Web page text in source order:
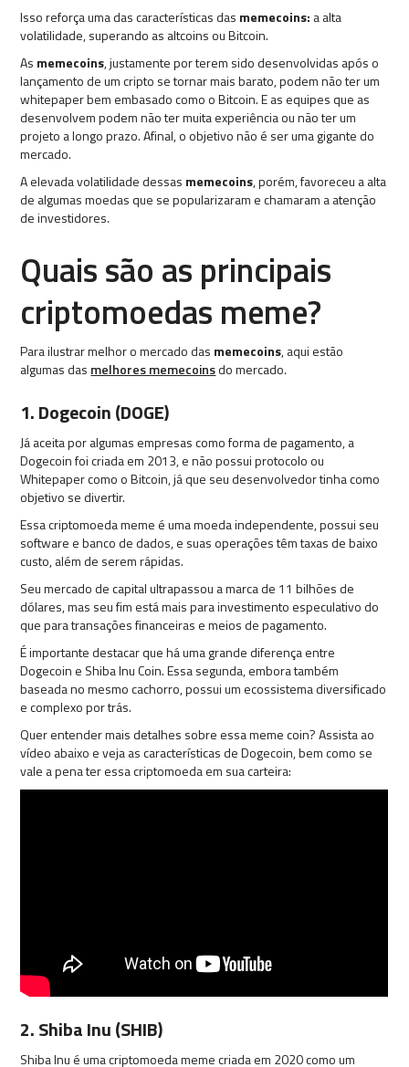
Isso reforça uma das características das memecoins: a alta
volatilidade, superando as altcoins ou Bitcoin.
As memecoins, justamente por terem sido desenvolvidas após o
lançamento de um cripto se tornar mais barato, podem não ter um
whitepaper bem embasado como o Bitcoin. E as equipes que as
desenvolvem podem não ter muita experiência ou não ter um
projeto a longo prazo. Afinal, o objetivo não é ser uma gigante do
mercado.
A elevada volatilidade dessas memecoins, porém, favoreceu a alta
de algumas moedas que se popularizaram e chamaram a atenção
de investidores.
Quais são as principais
criptomoedas meme?
Para ilustrar melhor o mercado das memecoins, aqui estão
algumas das melhores memecoinsdo mercado.
1. Dogecoin (DOGE)
Já aceita por algumas empresas como forma de pagamento, a
Dogecoin foi criada em 2013, e não possui protocolo ou
Whitepaper como o Bitcoin, já que seu desenvolvedor tinha como
objetivo se divertir.
Essa criptomoeda meme é uma moeda independente, possui seu
software e banco de dados, e suas operações têm taxas de baixo
custo, além de serem rápidas.
Seu mercado de capital ultrapassou a marca de 11 bilhões de
dólares, mas seu fim está mais para investimento especulativo do
que para transações financeiras e meios de pagamento.
É importante destacar que há uma grande diferença entre
Dogecoin e Shiba Inu Coin. Essa segunda, embora também
baseada no mesmo cachorro, possui um ecossistema diversificado
e complexo por trás.
Quer entender mais detalhes sobre essa meme coin? Assista ao
vídeo abaixo e veja as características de Dogecoin, bem como se
vale a pena ter essa criptomoeda em sua carteira:
2. Shiba Inu (SHIB)
Shiba Inu é uma criptomoeda meme criada em 2020 como um